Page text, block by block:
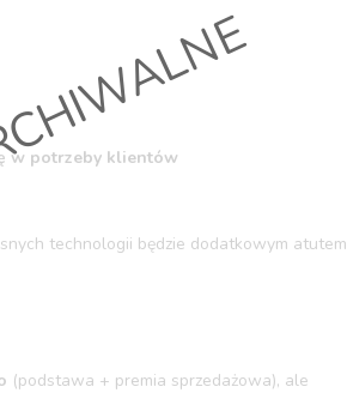
w potrzeby klientów
technologii będzie dodatkowym atutem
(podstawa + premia sprzedażowa), ale